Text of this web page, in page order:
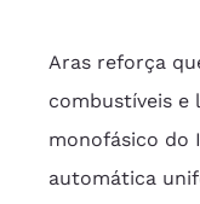
Aras reforça
combustíveis e
monofásico do
automática